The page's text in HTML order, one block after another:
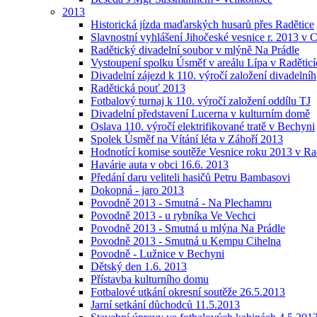
2013
Historická jízda maďarských husarů přes Radětice
Slavnostní vyhlášení Jihočeské vesnice r. 2013 v C
Radětický divadelní soubor v mlýně Na Prádle
Vystoupení spolku Úsměf v areálu Lípa v
Divadelní zájezd k 110. výročí založení divadelníh
Radětická pouť 2013
Fotbalový turnaj k 110. výročí založení oddílu TJ
Divadelní představení Lucerna v kulturním domě
Oslava 110. výročí elektrifikované tratě v Bechyni
Spolek Úsměf na Vítání léta v Záhoří 2013
Hodnotící komise soutěže Vesnice roku 2013 v
Havárie auta v obci 16.6. 2013
Předání daru veliteli hasičů Petru Bambasovi
Dokopná - jaro 2013
Povodně 2013 - Smutná - Na Plechamru
Povodně 2013 - u rybníka Ve Vechci
Povodně 2013 - Smutná u mlýna Na Prádle
Povodně 2013 - Smutná u Kempu Cihelna
Povodně - Lužnice v Bechyni
Dětský den 1.6. 2013
Přístavba kulturního domu
Fotbalové utkání okresní soutěže 26.5.2013
Jarní setkání důchodců 11.5.2013